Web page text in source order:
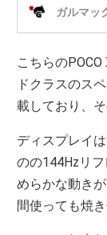
こちらの
ドクラスのス
載しており、
ディスプレイ
のの144Hzリ
めらかな動き
間使っても焼